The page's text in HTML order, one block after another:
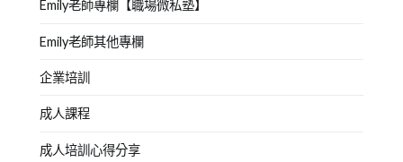
Emily老師專欄【職場微私塾】
Emily老師其他專欄
企業培訓
成人課程
成人培訓心得分享